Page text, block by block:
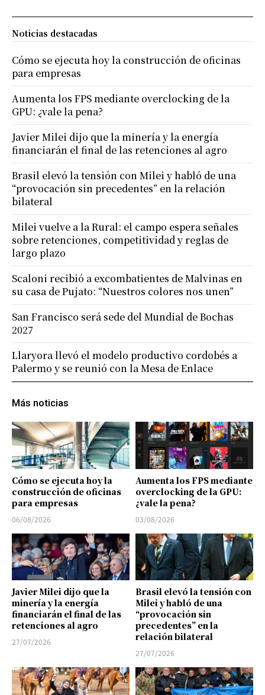
Más noticias
Cómo se ejecuta hoy la
construcción de oficinas
para empresas
06/08/2026
Aumenta los FPS mediante
overclocking de la GPU:
¿vale la pena?
03/08/2026
Javier Milei dijo que la
minería y la energía
financiarán el final de las
retenciones al agro
27/07/2026
Brasil elevó la tensión con
Milei y habló de una
“provocación sin
precedentes” en la
relación bilateral
27/07/2026
Noticias destacadas
Cómo se ejecuta hoy la construcción de oficinas
para empresas
Aumenta los FPS mediante overclocking de la
GPU: ¿vale la pena?
Javier Milei dijo que la minería y la energía
financiarán el final de las retenciones al agro
Brasil elevó la tensión con Milei y habló de una
“provocación sin precedentes” en la relación
bilateral
Milei vuelve a la Rural: el campo espera señales
sobre retenciones, competitividad y reglas de
largo plazo
Scaloni recibió a excombatientes de Malvinas en
su casa de Pujato: “Nuestros colores nos unen”
San Francisco será sede del Mundial de Bochas
2027
Llaryora llevó el modelo productivo cordobés a
Palermo y se reunió con la Mesa de Enlace